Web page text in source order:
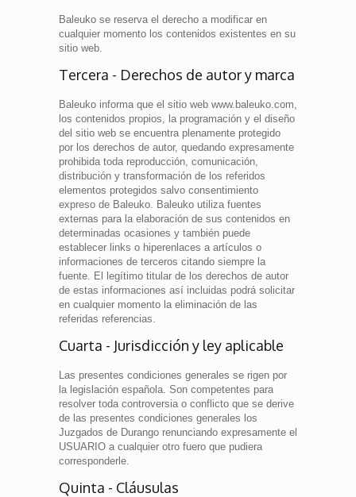
Baleuko se reserva el derecho a modificar en
cualquier momento los contenidos existentes en su
sitio web.
Tercera - Derechos de autor y marca
Baleuko informa que el sitio web www.baleuko.com,
los contenidos propios, la programación y el diseño
del sitio web se encuentra plenamente protegido
por los derechos de autor, quedando expresamente
prohibida toda reproducción, comunicación,
distribución y transformación de los referidos
elementos protegidos salvo consentimiento
expreso de Baleuko. Baleuko utiliza fuentes
externas para la elaboración de sus contenidos en
determinadas ocasiones y también puede
establecer links o hiperenlaces a artículos o
informaciones de terceros citando siempre la
fuente. El legítimo titular de los derechos de autor
de estas informaciones así incluidas podrá solicitar
en cualquier momento la eliminación de las
referidas referencias.
Cuarta - Jurisdicción y ley aplicable
Las presentes condiciones generales se rigen por
la legislación española. Son competentes para
resolver toda controversia o conflicto que se derive
de las presentes condiciones generales los
Juzgados de Durango renunciando expresamente el
USUARIO a cualquier otro fuero que pudiera
corresponderle.
Quinta - Cláusulas